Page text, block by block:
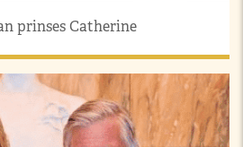
prinses Catherine